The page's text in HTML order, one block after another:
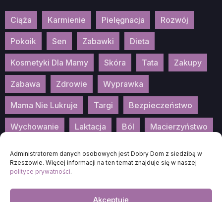
Administratorem danych osobowych jest Dobry Dom z siedzibą w
Rzeszowie. Więcej informacji na ten temat znajduje się w naszej
polityce prywatności.
Akceptuję
Ciąża Karmienie Pielęgnacja Rozwój
Pokoik Sen Zabawki Dieta
Kosmetyki Dla Mamy Skóra Tata Zakupy
Zabawa Zdrowie Wyprawka
Mama Nie Lukruje Targi Bezpieczeństwo
Wychowanie Laktacja Ból Macierzyństwo